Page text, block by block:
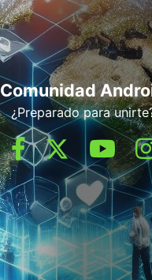
Comunidad
¿Preparado para